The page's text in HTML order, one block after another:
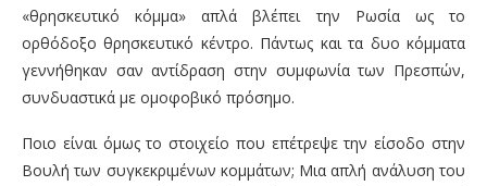
«θρησκευτικό κόμμα» απλά βλέπει την Ρωσία ως το
ορθόδοξο θρησκευτικό κέντρο. Πάντως και τα δυο κόμματα
γεννήθηκαν σαν αντίδραση στην συμφωνία των Πρεσπών,
συνδυαστικά με ομοφοβικό πρόσημο.
Ποιο είναι όμως το στοιχείο που επέτρεψε την είσοδο στην
Βουλή των συγκεκριμένων κομμάτων; Μια απλή ανάλυση του